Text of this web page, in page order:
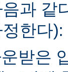
과 같
한다):
받은